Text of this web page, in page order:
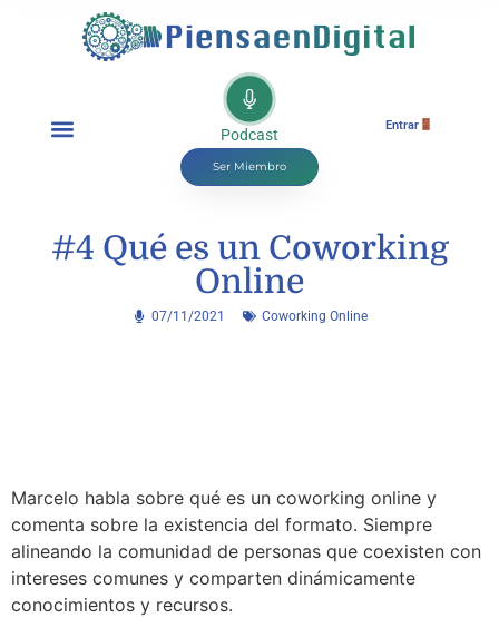
Podcast
Ser Miembro
Entrar
#4 Qué es un Coworking
Online
07/11/2021 Coworking Online
Marcelo habla sobre qué es un coworking online y
comenta sobre la existencia del formato. Siempre
alineando la comunidad de personas que coexisten con
intereses comunes y comparten dinámicamente
conocimientos y recursos.